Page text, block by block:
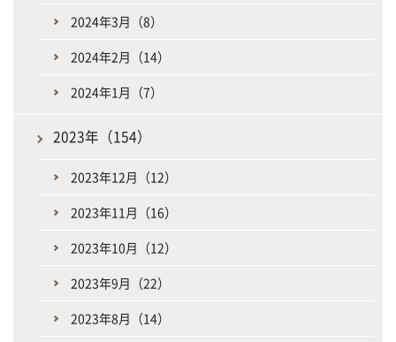
2024年3月（8）
2024年2月（14）
2024年1月（7）
2023年（154）
2023年12月（12）
2023年11月（16）
2023年10月（12）
2023年9月（22）
2023年8月（14）